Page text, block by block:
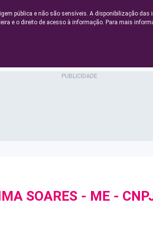
pública e não são sensíveis. A disponibilização das
e o direito de acesso à informação. Para mais
SOARES - ME -